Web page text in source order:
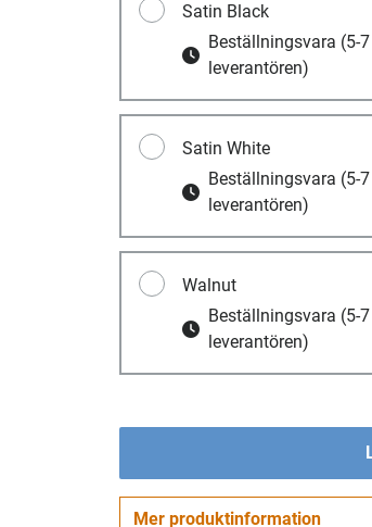
Satin Black
Beställningsvara (5-
leverantören)
Satin White
Beställningsvara (5-
leverantören)
Walnut
Beställningsvara (5-
leverantören)
Mer produktinformation